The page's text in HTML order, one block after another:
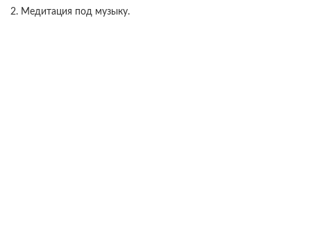
2. Медитация под музыку.